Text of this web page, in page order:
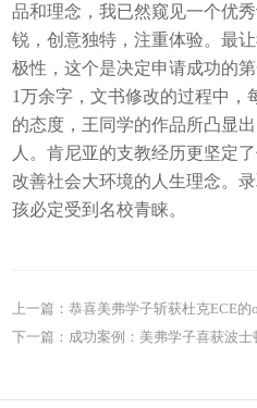
品和理念，我已然窥见一个优
锐，创意独特，注重体验。最
极性，这个是决定申请成功的
1万余字，文书修改的过程中，
的态度，王同学的作品所凸显
人。肯尼亚的支教经历更坚定
改善社会大环境的人生理念。
孩必定受到名校青睐。
上一篇：恭喜美弗学子斩获杜克ECE的
下一篇： 成功案例：美弗学子喜获波